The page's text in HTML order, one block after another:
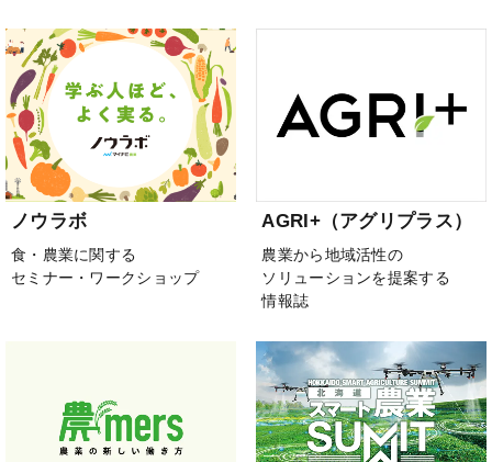
ノウラボ
食・農業に関する
セミナー・ワークショップ
AGRI+（アグリプラス）
農業から地域活性の
ソリューションを提案する
情報誌